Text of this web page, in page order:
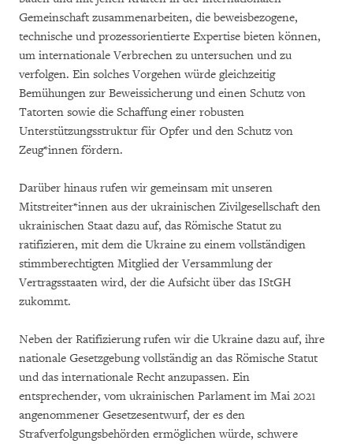
Gemeinschaft zusammenarbeiten, die beweisbezogene,
technische und prozessorientierte Expertise bieten können,
um internationale Verbrechen zu untersuchen und zu
verfolgen. Ein solches Vorgehen würde gleichzeitig
Bemühungen zur Beweissicherung und einen Schutz von
Tatorten sowie die Schaffung einer robusten
Unterstützungsstruktur für Opfer und den Schutz von
Zeug*innen fördern.
Darüber hinaus rufen wir gemeinsam mit unseren
Mitstreiter*innen aus der ukrainischen Zivilgesellschaft den
ukrainischen Staat dazu auf, das Römische Statut zu
ratifizieren, mit dem die Ukraine zu einem vollständigen
stimmberechtigten Mitglied der Versammlung der
Vertragsstaaten wird, der die Aufsicht über das IStGH
zukommt.
Neben der Ratifizierung rufen wir die Ukraine dazu auf, ihre
nationale Gesetzgebung vollständig an das Römische Statut
und das internationale Recht anzupassen. Ein
entsprechender, vom ukrainischen Parlament im Mai 2021
angenommener Gesetzesentwurf, der es den
Strafverfolgungsbehörden ermöglichen würde, schwere